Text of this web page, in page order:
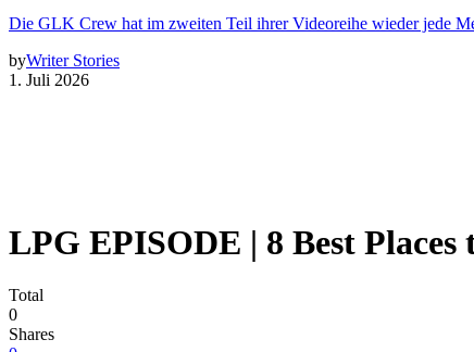
Die GLK Crew hat im zweiten Teil ihrer Videoreihe wieder jede
byWriter Stories
1. Juli 2026
LPG EPISODE | 8 Best
Total
0
Shares